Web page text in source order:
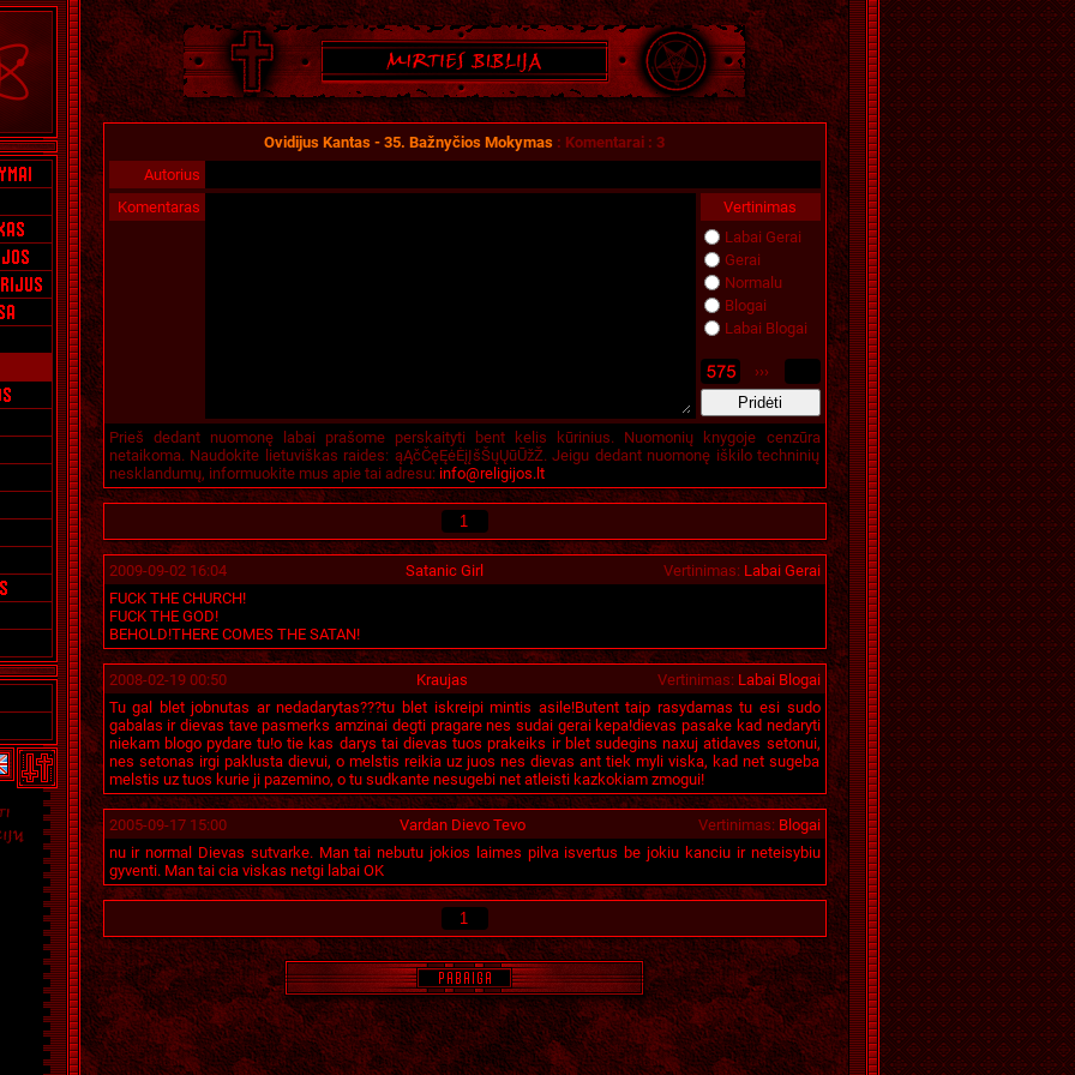
Ovidijus Kantas - 35. Bažnyčios Mokymas : Komentarai : 3
Autorius
Komentaras
Vertinimas
Labai Gerai
Gerai
Normalu
Blogai
Labai Blogai
›››
Prieš dedant nuomonę labai prašome perskaityti bent kelis kūrinius. Nuomonių knygoje cenzūra
netaikoma. Naudokite lietuviškas raides: ąĄčČęĘėĖįĮšŠųŲūŪžŽ. Jeigu dedant nuomonę iškilo techninių
nesklandumų, informuokite mus apie tai adresu: info@religijos.lt
2009-09-02 16:04 Satanic Girl Vertinimas: Labai Gerai
FUCK THE CHURCH!
FUCK THE GOD!
BEHOLD!THERE COMES THE SATAN!
2008-02-19 00:50 Kraujas Vertinimas: Labai Blogai
Tu gal blet jobnutas ar nedadarytas???tu blet iskreipi mintis asile!Butent taip rasydamas tu esi sudo
gabalas ir dievas tave pasmerks amzinai degti pragare nes sudai gerai kepa!dievas pasake kad nedaryti
niekam blogo pydare tu!o tie kas darys tai dievas tuos prakeiks ir blet sudegins naxuj atidaves setonui,
nes setonas irgi paklusta dievui, o melstis reikia uz juos nes dievas ant tiek myli viska, kad net sugeba
melstis uz tuos kurie ji pazemino, o tu sudkante nesugebi net atleisti kazkokiam zmogui!
2005-09-17 15:00 Vardan Dievo Tevo Vertinimas: Blogai
nu ir normal Dievas sutvarke. Man tai nebutu jokios laimes pilva isvertus be jokiu kanciu ir neteisybiu
gyventi. Man tai cia viskas netgi labai OK